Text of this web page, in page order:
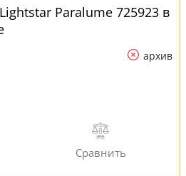
Paralume 725923 в
архив